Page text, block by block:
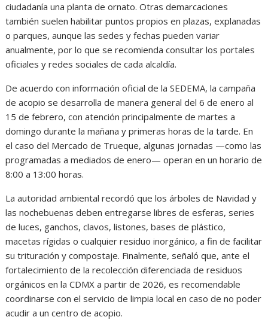
ciudadanía una planta de ornato. Otras demarcaciones
también suelen habilitar puntos propios en plazas, explanadas
o parques, aunque las sedes y fechas pueden variar
anualmente, por lo que se recomienda consultar los portales
oficiales y redes sociales de cada alcaldía.
De acuerdo con información oficial de la SEDEMA, la campaña
de acopio se desarrolla de manera general del 6 de enero al
15 de febrero, con atención principalmente de martes a
domingo durante la mañana y primeras horas de la tarde. En
el caso del Mercado de Trueque, algunas jornadas —como las
programadas a mediados de enero— operan en un horario de
8:00 a 13:00 horas.
La autoridad ambiental recordó que los árboles de Navidad y
las nochebuenas deben entregarse libres de esferas, series
de luces, ganchos, clavos, listones, bases de plástico,
macetas rígidas o cualquier residuo inorgánico, a fin de facilitar
su trituración y compostaje. Finalmente, señaló que, ante el
fortalecimiento de la recolección diferenciada de residuos
orgánicos en la CDMX a partir de 2026, es recomendable
coordinarse con el servicio de limpia local en caso de no poder
acudir a un centro de acopio.